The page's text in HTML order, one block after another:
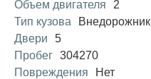
Объем двигателя
2
Тип кузова
Внедорожник
Двери
5
Пробег 304270
Повреждения
Нет